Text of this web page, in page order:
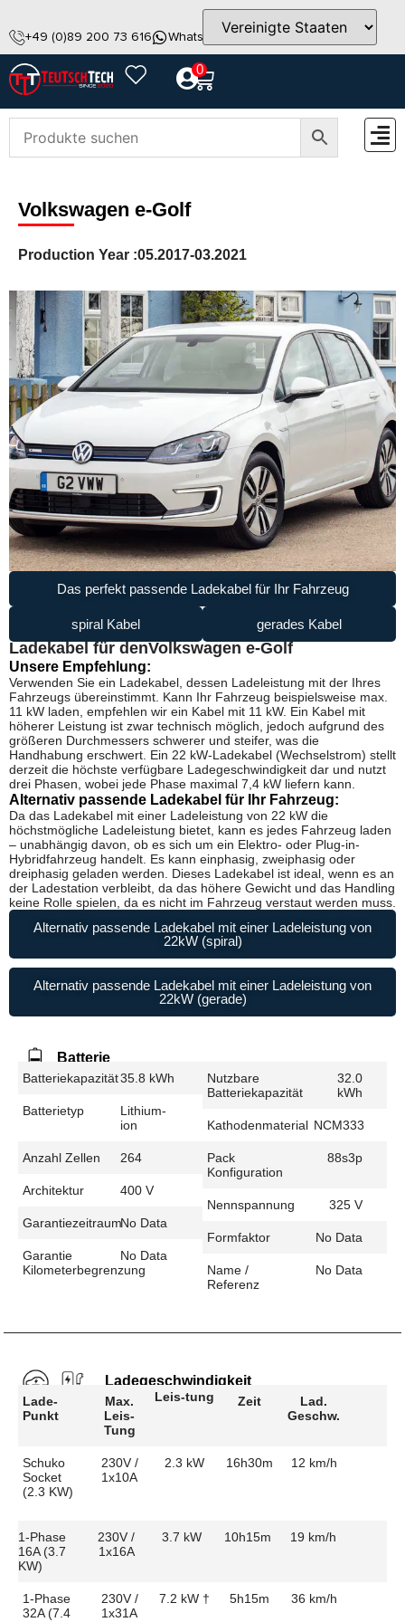
+49 (0)89 200 73 616 WhatsApp info@teutschtech.com
0
Volkswagen e-Golf
Production Year :05.2017-03.2021
Das perfekt passende Ladekabel für Ihr Fahrzeug
spiral Kabel gerades Kabel
Ladekabel für denVolkswagen e-Golf
Unsere Empfehlung:
Verwenden Sie ein Ladekabel, dessen Ladeleistung mit der Ihres
Fahrzeugs übereinstimmt. Kann Ihr Fahrzeug beispielsweise max.
11 kW laden, empfehlen wir ein Kabel mit 11 kW. Ein Kabel mit
höherer Leistung ist zwar technisch möglich, jedoch aufgrund des
größeren Durchmessers schwerer und steifer, was die
Handhabung erschwert. Ein 22 kW-Ladekabel (Wechselstrom) stellt
derzeit die höchste verfügbare Ladegeschwindigkeit dar und nutzt
drei Phasen, wobei jede Phase maximal 7,4 kW liefern kann.
Alternativ passende Ladekabel für Ihr Fahrzeug:
Da das Ladekabel mit einer Ladeleistung von 22 kW die
höchstmögliche Ladeleistung bietet, kann es jedes Fahrzeug laden
– unabhängig davon, ob es sich um ein Elektro- oder Plug-in-
Hybridfahrzeug handelt. Es kann einphasig, zweiphasig oder
dreiphasig geladen werden. Dieses Ladekabel ist ideal, wenn es an
der Ladestation verbleibt, da das höhere Gewicht und das Handling
keine Rolle spielen, da es nicht im Fahrzeug verstaut werden muss.
Alternativ passende Ladekabel mit einer Ladeleistung von
22kW (spiral)
Alternativ passende Ladekabel mit einer Ladeleistung von
22kW (gerade)
Batterie
Batteriekapazität35.8 kWh
Batterietyp
Lithium-
ion
Anzahl Zellen 264
Architektur 400 V
GarantiezeitraumNo Data
Garantie
Kilometerbegrenzung
No Data
Nutzbare
Batteriekapazität
32.0
kWh
Kathodenmaterial NCM333
Pack
Konfiguration
88s3p
Nennspannung 325 V
Formfaktor No Data
Name /
Referenz
No Data
Ladegeschwindigkeit
Lade-
Punkt
Max.
Leis-
Tung
Leis-tung Zeit
Lad.
Geschw.
Schuko
Socket
(2.3 KW)
230V /
1x10A
2.3 kW 16h30m 12 km/h
1-Phase
16A (3.7
KW)
230V /
1x16A
3.7 kW 10h15m 19 km/h
1-Phase
32A (7.4
230V /
1x31A
7.2 kW † 5h15m 36 km/h